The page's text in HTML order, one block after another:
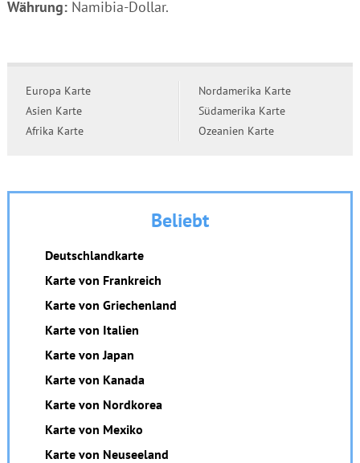
Währung:Namibia-Dollar.
Europa Karte
Asien Karte
Afrika Karte
Nordamerika Karte
Südamerika Karte
Ozeanien Karte
Beliebt
Deutschlandkarte
Karte von Frankreich
Karte von Griechenland
Karte von Italien
Karte von Japan
Karte von Kanada
Karte von Nordkorea
Karte von Mexiko
Karte von Neuseeland